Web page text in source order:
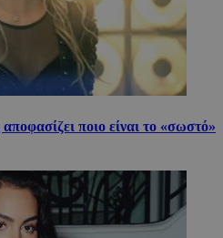
ποιο είναι το «σωστό»